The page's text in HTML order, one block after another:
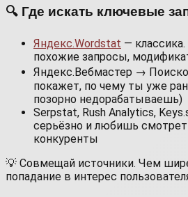
🔍 Где искать ключевые
Яндекс.Wordstat —
похожие запросы,
Яндекс.Вебмастер →
покажет, по чему ты уже
позорно недорабатываешь)
Serpstat, Rush Analytics,
серьёзно и любишь
конкуренты
💡 Совмещай источники. Чем
попадание в интерес